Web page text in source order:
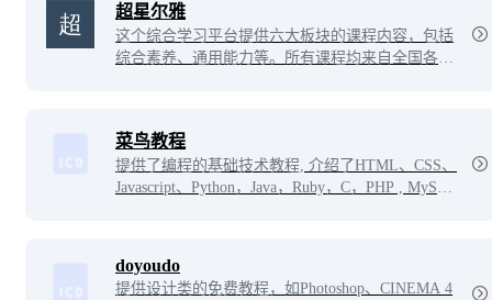
超星尔雅
这个综合学习平台提供六大板块的课程内容，包括
综合素养、通用能力等。所有课程均来自全国各大
菜鸟教程
提供了编程的基础技术教程, 介绍了HTML、CSS、
Javascript、Python，Java，Ruby，C，PHP , MySQL
doyoudo
提供设计类的免费教程，如Photoshop、CINEMA 4